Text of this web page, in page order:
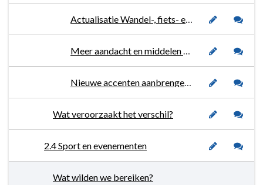
Actualisatie Wandel-, fiets- en wielerplan.
Meer aandacht en middelen voor wandelen en wandelaars alsook fietsen en de fietsrecreant.
Nieuwe accenten aanbrengen in het Fiets- en Wielerplan
Wat veroorzaakt het verschil?
2.4 Sport en evenementen
Wat wilden we bereiken?